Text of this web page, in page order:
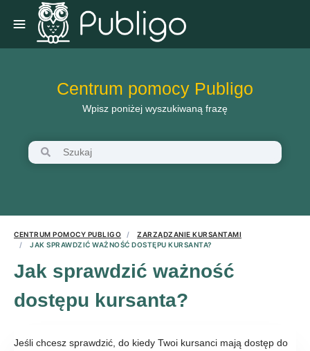
Centrum pomocy Publigo
Wpisz poniżej wyszukiwaną frazę
CENTRUM POMOCY PUBLIGO
ZARZĄDZANIE KURSANTAMI
JAK SPRAWDZIĆ WAŻNOŚĆ DOSTĘPU KURSANTA?
Jak sprawdzić ważność
dostępu kursanta?
Jeśli chcesz sprawdzić, do kiedy Twoi kursanci mają dostęp do